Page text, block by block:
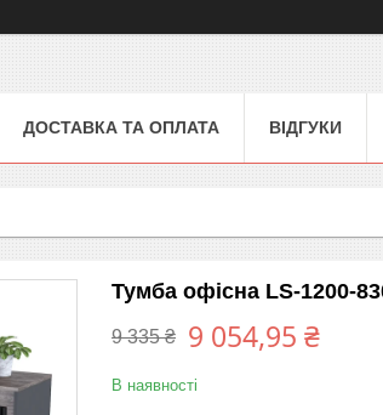
ДОСТАВКА ТА ОПЛАТА ВІДГУКИ
Тумба офісна LS-1200-
9 335 ₴ 9 054,95 ₴
В наявності